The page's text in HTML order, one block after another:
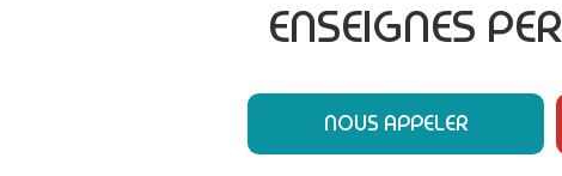
ENSEIGNES
NOUS APPELER